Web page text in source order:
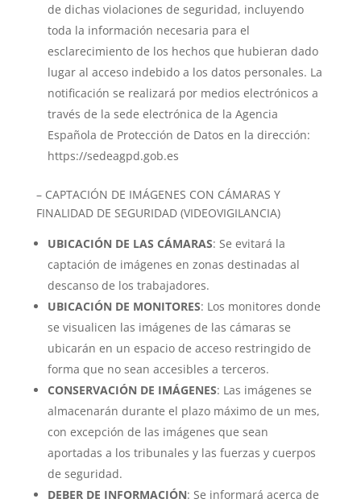
de dichas violaciones de seguridad, incluyendo
toda la información necesaria para el
esclarecimiento de los hechos que hubieran dado
lugar al acceso indebido a los datos personales. La
notificación se realizará por medios electrónicos a
través de la sede electrónica de la Agencia
Española de Protección de Datos en la dirección:
https://sedeagpd.gob.es
– CAPTACIÓN DE IMÁGENES CON CÁMARAS Y
FINALIDAD DE SEGURIDAD (VIDEOVIGILANCIA)
UBICACIÓN DE LAS CÁMARAS: Se evitará la
captación de imágenes en zonas destinadas al
descanso de los trabajadores.
UBICACIÓN DE MONITORES: Los monitores donde
se visualicen las imágenes de las cámaras se
ubicarán en un espacio de acceso restringido de
forma que no sean accesibles a terceros.
CONSERVACIÓN DE IMÁGENES: Las imágenes se
almacenarán durante el plazo máximo de un mes,
con excepción de las imágenes que sean
aportadas a los tribunales y las fuerzas y cuerpos
de seguridad.
DEBER DE INFORMACIÓN: Se informará acerca de